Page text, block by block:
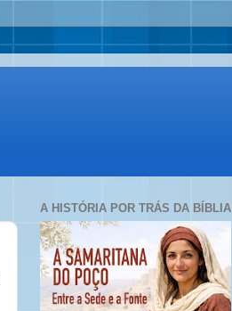
A HISTÓRIA POR TRÁS DA BÍBLIA